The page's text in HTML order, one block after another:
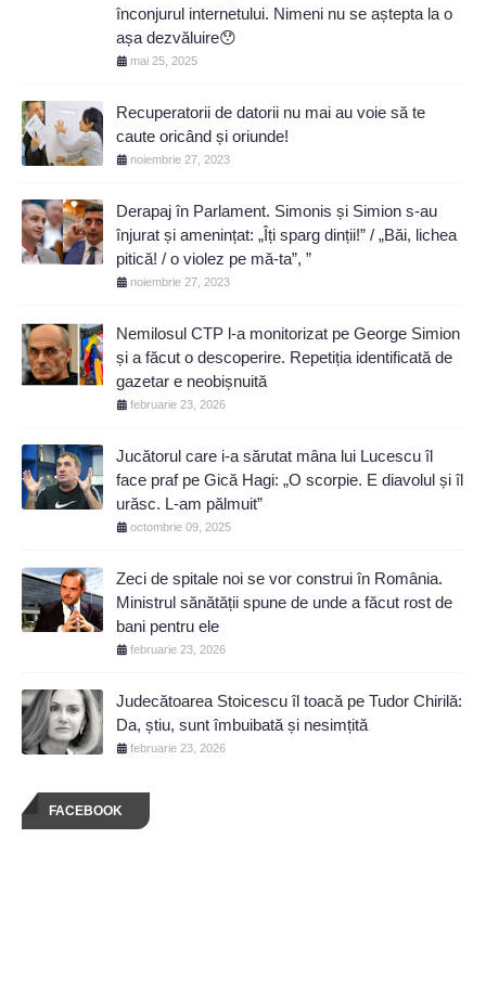
înconjurul internetului. Nimeni nu se aștepta la o
așa dezvăluire😯
mai 25, 2025
Recuperatorii de datorii nu mai au voie să te
caute oricând și oriunde!
noiembrie 27, 2023
Derapaj în Parlament. Simonis și Simion s-au
înjurat și amenințat: „Îți sparg dinții!” / „Băi, lichea
pitică! / o violez pe mă-ta”, ”
noiembrie 27, 2023
Nemilosul CTP l-a monitorizat pe George Simion
și a făcut o descoperire. Repetiția identificată de
gazetar e neobișnuită
februarie 23, 2026
Jucătorul care i-a sărutat mâna lui Lucescu îl
face praf pe Gică Hagi: „O scorpie. E diavolul și îl
urăsc. L-am pălmuit”
octombrie 09, 2025
Zeci de spitale noi se vor construi în România.
Ministrul sănătății spune de unde a făcut rost de
bani pentru ele
februarie 23, 2026
Judecătoarea Stoicescu îl toacă pe Tudor Chirilă:
Da, știu, sunt îmbuibată și nesimțită
februarie 23, 2026
FACEBOOK